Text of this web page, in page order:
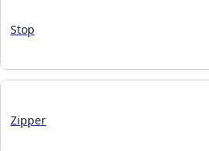
Stop
Zipper